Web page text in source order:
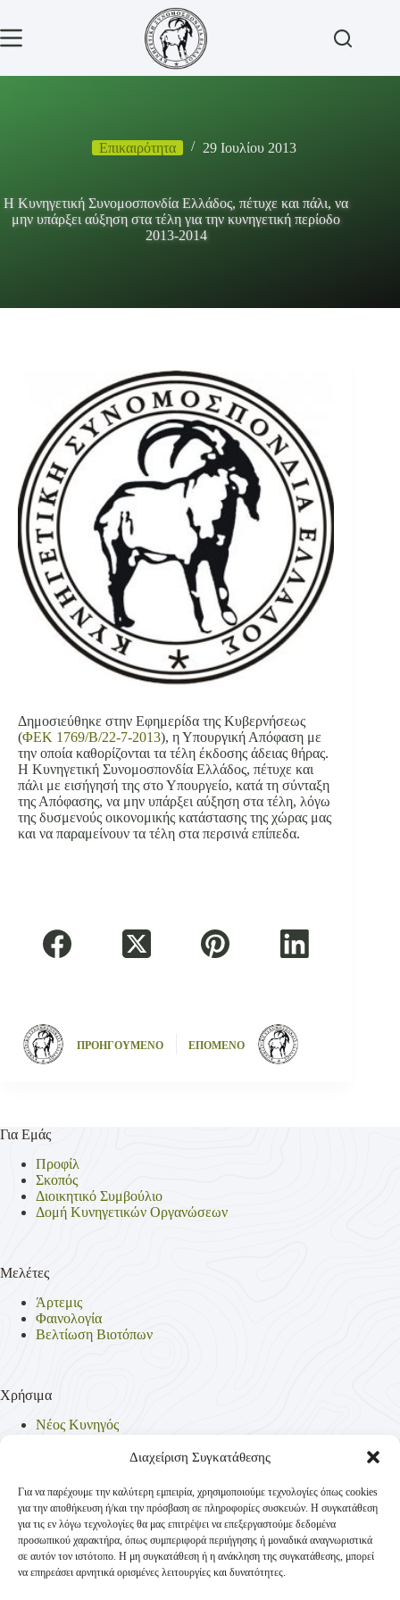
Διαχείριση Συγκατάθεσης
Για να παρέχουμε την καλύτερη εμπειρία, χρησιμοποιούμε τεχνολογίες όπως cookies
για την αποθήκευση ή/και την πρόσβαση σε πληροφορίες συσκευών. Η συγκατάθεση
για τις εν λόγω τεχνολογίες θα μας επιτρέψει να επεξεργαστούμε δεδομένα
προσωπικού χαρακτήρα, όπως συμπεριφορά περιήγησης ή μοναδικά αναγνωριστικά
σε αυτόν τον ιστότοπο. Η μη συγκατάθεση ή η ανάκληση της συγκατάθεσης, μπορεί
να επηρεάσει αρνητικά ορισμένες λειτουργίες και δυνατότητες.
περιεχόμενο
Επικαιρότητα 29 Ιουλίου 2013
Η Κυνηγετική Συνομοσπονδία Ελλάδος, πέτυχε και πάλι, να
μην υπάρξει αύξηση στα τέλη για την κυνηγετική περίοδο
2013-2014
Δημοσιεύθηκε στην Εφημερίδα της Κυβερνήσεως
(ΦΕΚ 1769/Β/22-7-2013), η Υπουργική Απόφαση με
την οποία καθορίζονται τα τέλη έκδοσης άδειας θήρας.
Η Κυνηγετική Συνομοσπονδία Ελλάδος, πέτυχε και
πάλι με εισήγησή της στο Υπουργείο, κατά τη σύνταξη
της Απόφασης, να μην υπάρξει αύξηση στα τέλη, λόγω
της δυσμενούς οικονομικής κατάστασης της χώρας μας
και να παραμείνουν τα τέλη στα περσινά επίπεδα.
ΠΡΟΗΓΟΥΜΕΝΟ ΕΠΟΜΕΝΟ
Για Εμάς
Προφίλ
Σκοπός
Διοικητικό Συμβούλιο
Δομή Κυνηγετικών Οργανώσεων
Μελέτες
Άρτεμις
Φαινολογία
Βελτίωση Βιοτόπων
Χρήσιμα
Νέος Κυνηγός
Νομοθεσία
Πολιτική Απορρήτου
Πολιτική Cookies (ΕΕ)
Επικοινωνία